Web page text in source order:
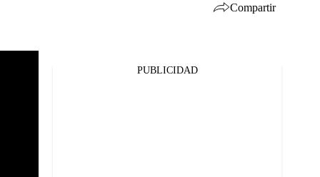
Compartir
PUBLICIDAD